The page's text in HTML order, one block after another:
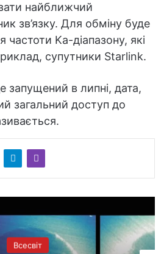
найближчий
зв’язку. Для обміну буде
частоти Ka-діапазону, які
супутники Starlink.
запущений в липні, дата,
загальний доступ до
Всесвіт